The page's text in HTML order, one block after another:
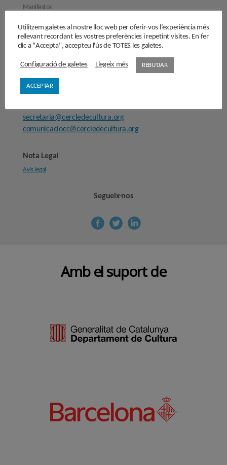
Manifestos
Fes-te’n soci/sòcia
Cercle de Cultura
Carrer Provença, 298
secretaria@cercledecultura.org
comunicaciocc@cercledecultura.org
Nota Legal
Avís legal
Segueix-nos
Amb el suport de
Utilitzem galetes al nostre lloc web per oferir-vos l’experiència més
rellevant recordant les vostres preferències i repetint visites. En fer
clic a "Accepta", accepteu l'ús de TOTES les galetes.
Configuració de galetes Llegeix més REBUTJAR
ACCEPTAR